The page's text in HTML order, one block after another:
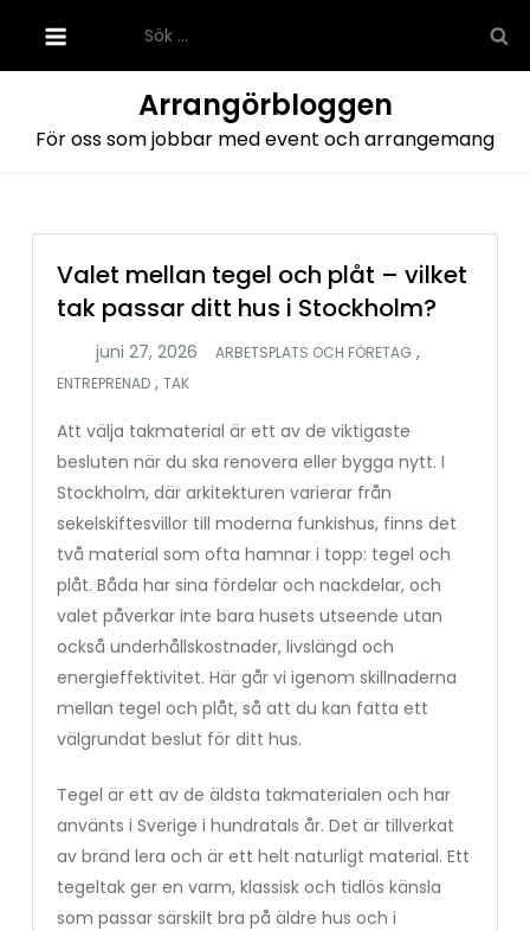
innehåll
efter:
Arrangörbloggen
För oss som jobbar med event och arrangemang
Valet mellan tegel och plåt – vilket
tak passar ditt hus i Stockholm?
ARBETSPLATS OCH FÖRETAG ,
ENTREPRENAD ,TAK
Att välja takmaterial är ett av de viktigaste
besluten när du ska renovera eller bygga nytt. I
Stockholm, där arkitekturen varierar från
sekelskiftesvillor till moderna funkishus, finns det
två material som ofta hamnar i topp: tegel och
plåt. Båda har sina fördelar och nackdelar, och
valet påverkar inte bara husets utseende utan
också underhållskostnader, livslängd och
energieffektivitet. Här går vi igenom skillnaderna
mellan tegel och plåt, så att du kan fatta ett
välgrundat beslut för ditt hus.
Tegel är ett av de äldsta takmaterialen och har
använts i Sverige i hundratals år. Det är tillverkat
av bränd lera och är ett helt naturligt material. Ett
tegeltak ger en varm, klassisk och tidlös känsla
som passar särskilt bra på äldre hus och i